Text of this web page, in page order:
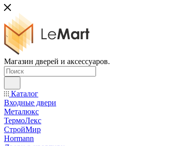
Магазин дверей и аксессуаров.
Каталог
Входные двери
Металюкс
ТермоЛекс
СтройМир
Hormann